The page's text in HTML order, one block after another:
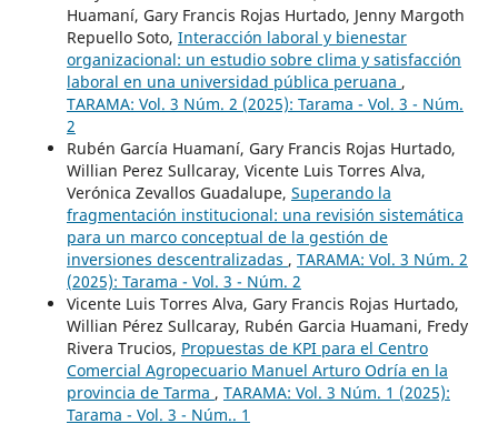
Huamaní, Gary Francis Rojas Hurtado, Jenny Margoth
Repuello Soto, Interacción laboral y bienestar
organizacional: un estudio sobre clima y satisfacción
laboral en una universidad pública peruana ,
TARAMA: Vol. 3 Núm. 2 (2025): Tarama - Vol. 3 - Núm.
2
Rubén García Huamaní, Gary Francis Rojas Hurtado,
Willian Perez Sullcaray, Vicente Luis Torres Alva,
Verónica Zevallos Guadalupe, Superando la
fragmentación institucional: una revisión sistemática
para un marco conceptual de la gestión de
inversiones descentralizadas , TARAMA: Vol. 3 Núm. 2
(2025): Tarama - Vol. 3 - Núm. 2
Vicente Luis Torres Alva, Gary Francis Rojas Hurtado,
Willian Pérez Sullcaray, Rubén Garcia Huamani, Fredy
Rivera Trucios, Propuestas de KPI para el Centro
Comercial Agropecuario Manuel Arturo Odría en la
provincia de Tarma , TARAMA: Vol. 3 Núm. 1 (2025):
Tarama - Vol. 3 - Núm.. 1